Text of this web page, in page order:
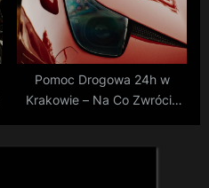
Pomoc Drogowa 24h w
Krakowie – Na Co Zwrócić